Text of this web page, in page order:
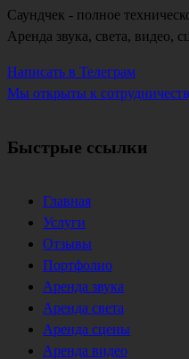
Саундчек - полное
Аренда звука, света, видео,
Написать в Телеграм
Мы открыты к
Быстрые ссылки
Главная
Услуги
Отзывы
Портфолио
Аренда звука
Аренда света
Аренда сцены
Аренда видео